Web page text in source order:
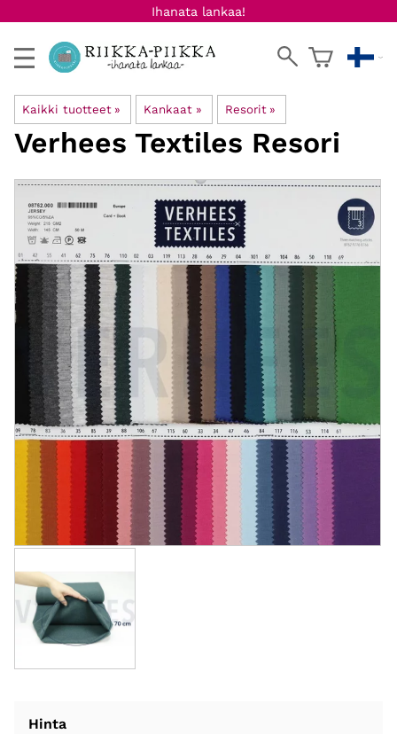
Ihanata lankaa!
Kaikki tuotteet ‪» Kankaat ‪» Resorit ‪»
Verhees Textiles Resori
Hinta